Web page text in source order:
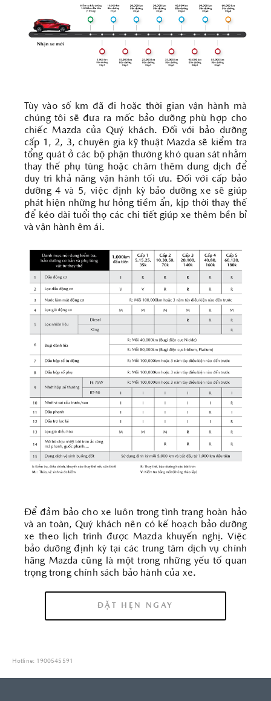
Tùy vào số km đã đi hoặc thời gian vận hành mà
chúng tôi sẽ đưa ra mốc bảo dưỡng phù hợp cho
chiếc Mazda của Quý khách. Đối với bảo dưỡng
cấp 1, 2, 3, chuyên gia kỹ thuật Mazda sẽ kiểm tra
tổng quát ở các bộ phận thường khó quan sát nhằm
thay thế phụ tùng hoặc châm thêm dung dịch để
duy trì khả năng vận hành tối ưu. Đối với cấp bảo
dưỡng 4 và 5, việc định kỳ bảo dưỡng xe sẽ giúp
phát hiện những hư hỏng tiềm ẩn, kịp thời thay thế
để kéo dài tuổi thọ các chi tiết giúp xe thêm bền bỉ
và vận hành êm ái.
Để đảm bảo cho xe luôn trong tình trạng hoàn hảo
và an toàn, Quý khách nên có kế hoạch bảo dưỡng
xe theo lịch trình được Mazda khuyến nghị. Việc
bảo dưỡng định kỳ tại các trung tâm dịch vụ chính
hãng Mazda cũng là một trong những yếu tố quan
trọng trong chính sách bảo hành của xe.
ĐẶT HẸN NGAY
Hotline: 1900545591